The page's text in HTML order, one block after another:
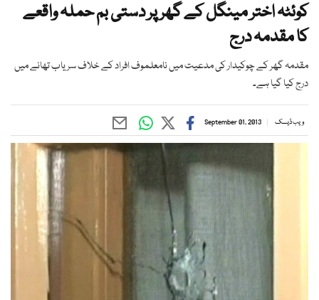
کوئٹہ اختر مینگل کے گھر پر دستی بم حملہ واقعے
کا مقدمہ درج
مقدمہ گھر کے چوکیدار کی مدعیت میں نامعلموف افراد کے خلاف سریاب تھانے میں
درج کیا گیا ہے۔
ویب ڈیسک September 01, 2013